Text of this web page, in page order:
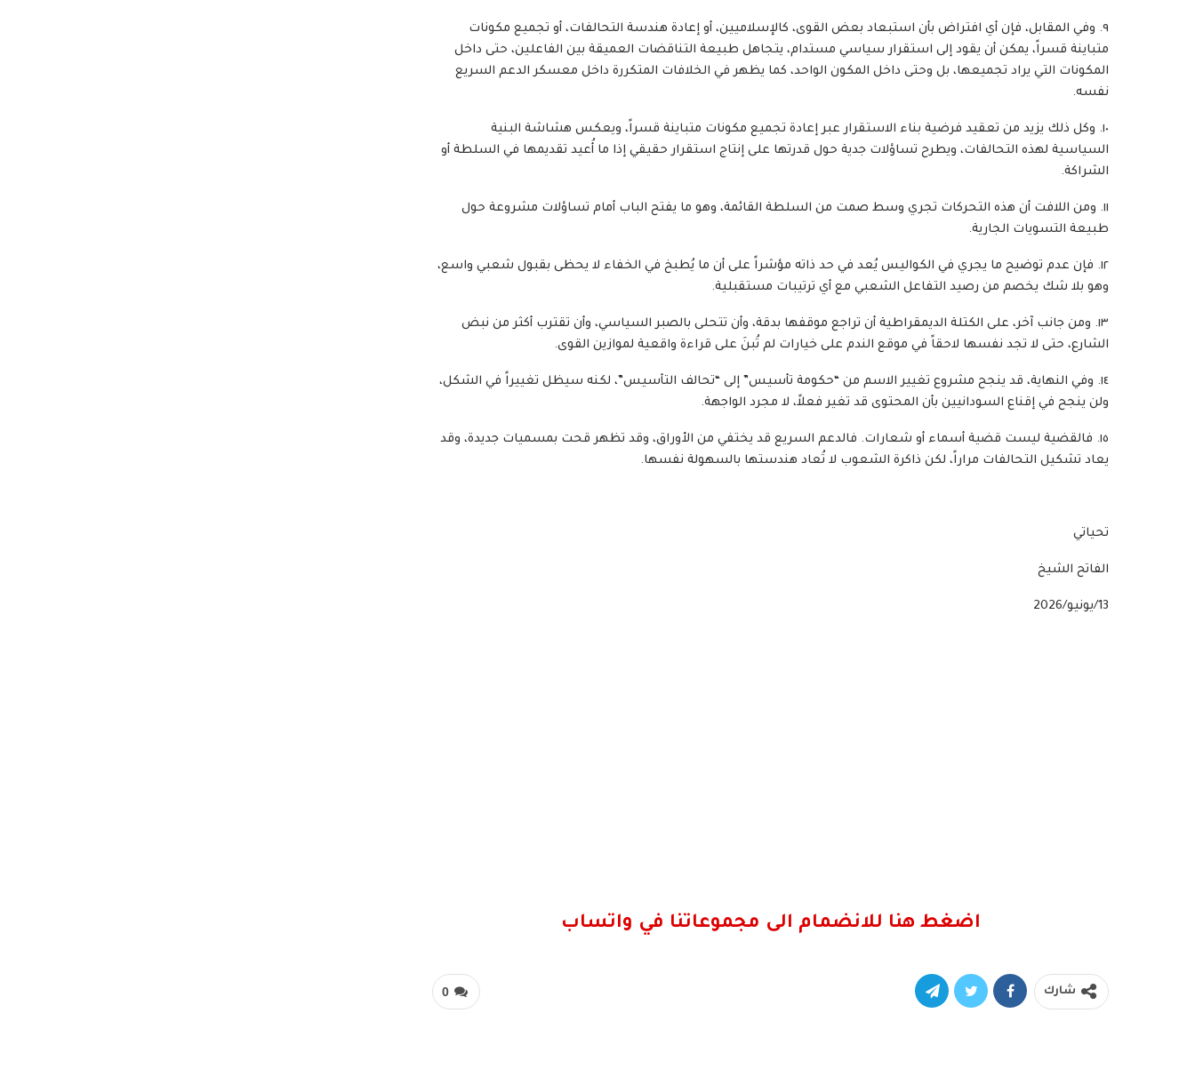
٩. وفي المقابل، فإن أي افتراض بأن استبعاد بعض القوى، كالإسلاميين، أو إعادة هندسة التحالفات، أو تجميع مكونات
متباينة قسراً، يمكن أن يقود إلى استقرار سياسي مستدام، يتجاهل طبيعة التناقضات العميقة بين الفاعلين، حتى داخل
المكونات التي يراد تجميعها، بل وحتى داخل المكون الواحد، كما يظهر في الخلافات المتكررة داخل معسكر الدعم السريع
نفسه.
١٠. وكل ذلك يزيد من تعقيد فرضية بناء الاستقرار عبر إعادة تجميع مكونات متباينة قسراً، ويعكس هشاشة البنية
السياسية لهذه التحالفات، ويطرح تساؤلات جدية حول قدرتها على إنتاج استقرار حقيقي إذا ما أُعيد تقديمها في السلطة أو
الشراكة.
١١. ومن اللافت أن هذه التحركات تجري وسط صمت من السلطة القائمة، وهو ما يفتح الباب أمام تساؤلات مشروعة حول
طبيعة التسويات الجارية.
١٢. فإن عدم توضيح ما يجري في الكواليس يُعد في حد ذاته مؤشراً على أن ما يُطبخ في الخفاء لا يحظى بقبول شعبي واسع،
وهو بلا شك يخصم من رصيد التفاعل الشعبي مع أي ترتيبات مستقبلية.
١٣. ومن جانب آخر، على الكتلة الديمقراطية أن تراجع موقفها بدقة، وأن تتحلى بالصبر السياسي، وأن تقترب أكثر من نبض
الشارع، حتى لا تجد نفسها لاحقاً في موقع الندم على خيارات لم تُبنَ على قراءة واقعية لموازين القوى.
١٤. وفي النهاية، قد ينجح مشروع تغيير الاسم من “حكومة تأسيس” إلى “تحالف التأسيس”، لكنه سيظل تغييراً في الشكل،
ولن ينجح في إقناع السودانيين بأن المحتوى قد تغير فعلاً، لا مجرد الواجهة.
١٥. فالقضية ليست قضية أسماء أو شعارات. فالدعم السريع قد يختفي من الأوراق، وقد تظهر قحت بمسميات جديدة، وقد
يعاد تشكيل التحالفات مراراً، لكن ذاكرة الشعوب لا تُعاد هندستها بالسهولة نفسها.
تحياتي
الفاتح الشيخ
13/يونيو/2026
اضغط هنا للانضمام الى مجموعاتنا في واتساب
0 شارك